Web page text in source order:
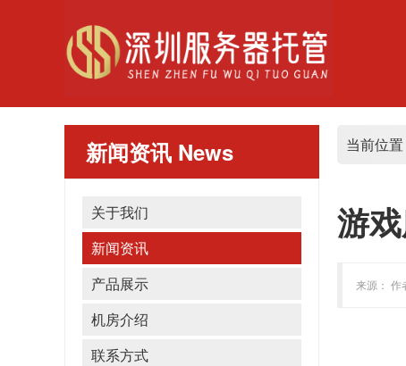
新闻资讯 News
关于我们
新闻资讯
产品展示
机房介绍
联系方式
当前位置
游
来源： 作